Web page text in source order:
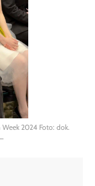
Week 2024 Foto: dok.